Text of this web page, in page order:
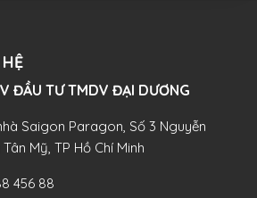
ĐẦU TƯ TMDV ĐẠI DƯƠNG​
Saigon Paragon, Số 3 Nguyễn
Mỹ, TP Hồ Chí Minh
456 88